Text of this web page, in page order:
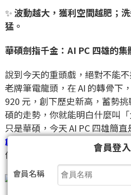
✨波動越大，獲利空間越肥；
猛。
華碩劍指千金：AI PC 四雄的集
說到今天的重頭戲，絕對不能
老牌筆電龍頭，在 AI 的轉骨下
920 元，創下歷史新高，蓄勢
碩的走勢，你就能明白什麼叫
只是華碩，今天 AI PC 四雄簡
創
以及宏碁
停。
會員登入
會員名稱